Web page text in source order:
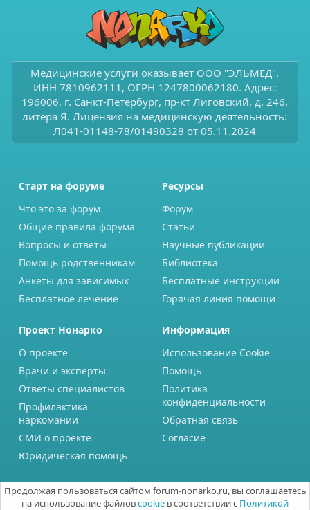
Медицинские услуги оказывает ООО "ЭЛЬМЕД",
ИНН 7810962111, ОГРН 1247800062180. Адрес:
196006, г. Санкт-Петербург, пр-кт Лиговский, д. 246,
литера Я. Лицензия на медицинскую деятельность:
Л041-01148-78/01490328 от 05.11.2024
Старт на форуме
Что это за форум
Общие правила форума
Вопросы и ответы
Помощь родственникам
Анкеты для зависимых
Бесплатное лечение
Ресурсы
Форум
Статьи
Научные публикации
Библиотека
Бесплатные инструкции
Горячая линия помощи
Проект Нонарко
О проекте
Врачи и эксперты
Ответы специалистов
Профилактика
наркомании
СМИ о проекте
Юридическая помощь
Информация
Использование Cookie
Помощь
Политика
конфиденциальности
Обратная связь
Согласие
Продолжая пользоваться сайтом forum-nonarko.ru, вы соглашаетесь
на использование файловcookie в соответствии с Политикой